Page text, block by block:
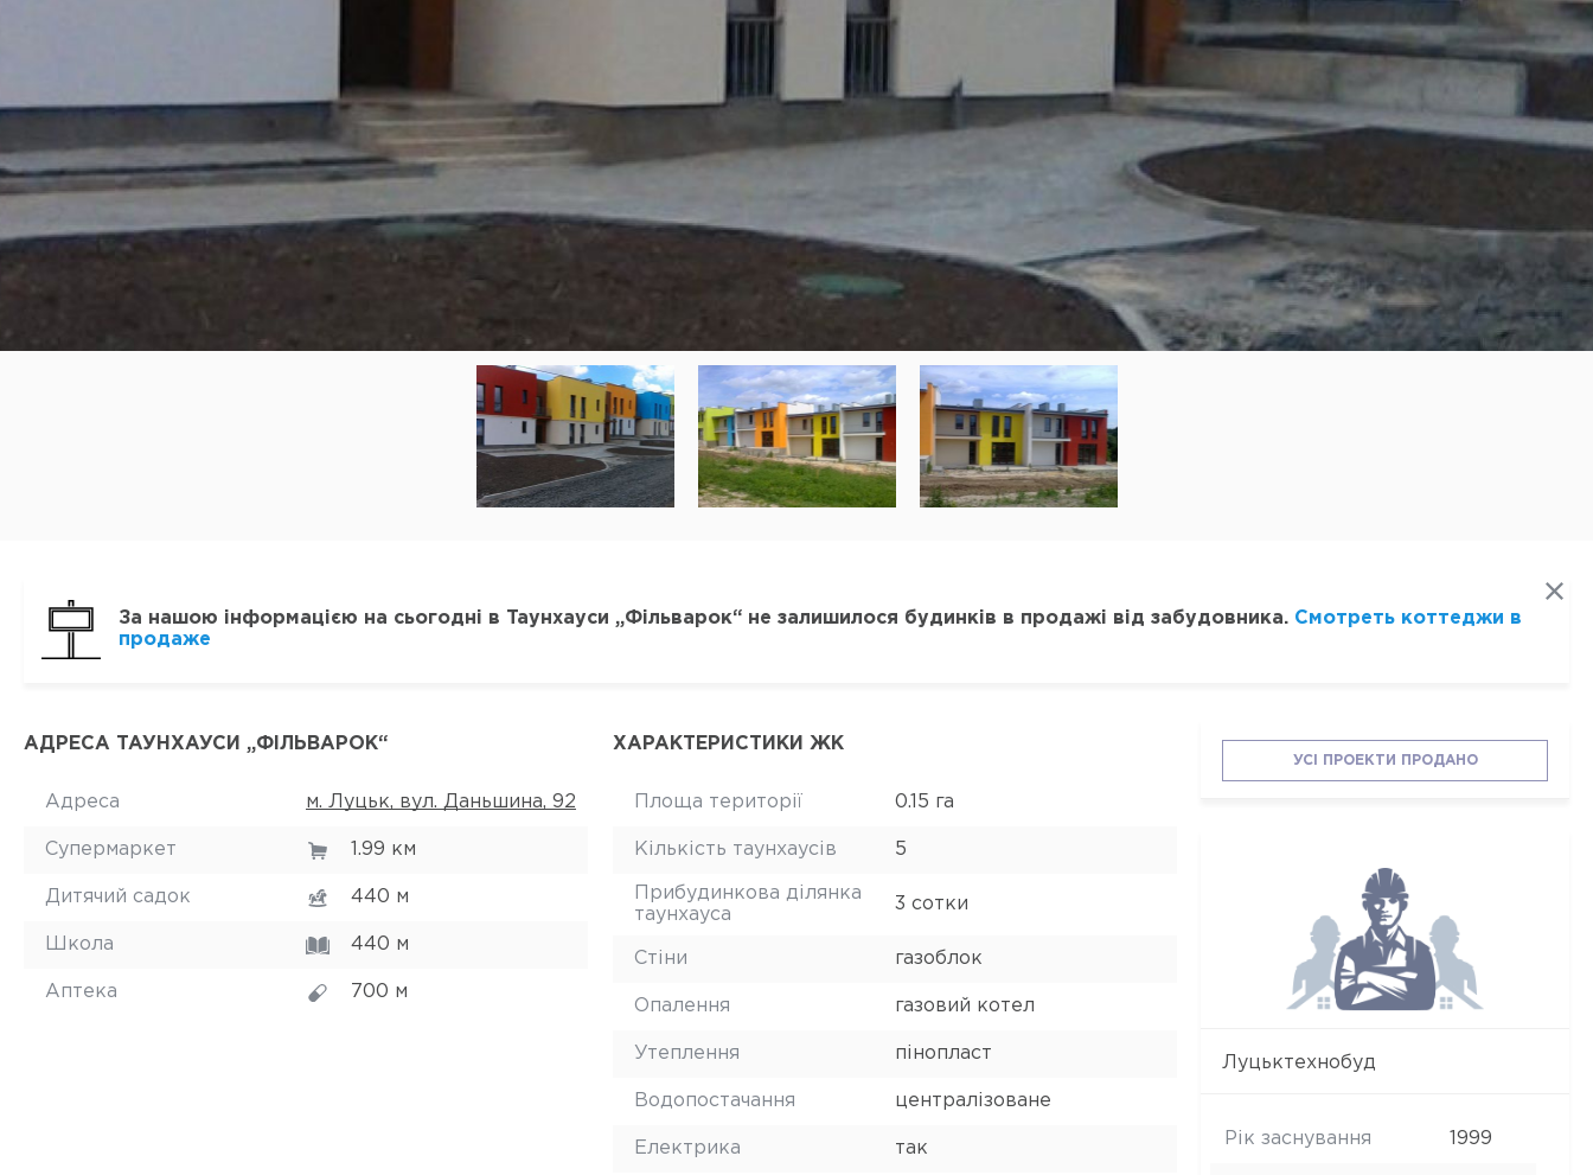
За нашою інформацією на сьогодні в Таунхауси „Фільварок“ не залишилося будинків в продажі від забудовника. Смотреть коттеджи в
продаже
АДРЕСА ТАУНХАУСИ „ФІЛЬВАРОК“
Адреса м. Луцьк, вул. Даньшина, 92
Супермаркет 1.99 км
Дитячий садок 440 м
Школа 440 м
Аптека 700 м
ХАРАКТЕРИСТИКИ ЖК
Площа території 0.15 га
Кількість таунхаусів 5
Прибудинкова ділянка
таунхауса
3 сотки
Стіни газоблок
Опалення газовий котел
Утеплення пінопласт
Водопостачання централізоване
Електрика так
УСІ ПРОЕКТИ ПРОДАНО
Луцьктехнобуд
Рік заснування 1999